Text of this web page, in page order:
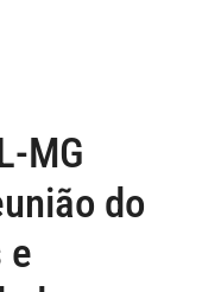
MG
do
e